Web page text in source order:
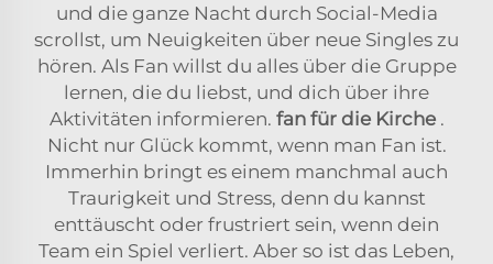
und die ganze Nacht durch Social-Media
scrollst, um Neuigkeiten über neue Singles zu
hören. Als Fan willst du alles über die Gruppe
lernen, die du liebst, und dich über ihre
Aktivitäten informieren. fan für die Kirche .
Nicht nur Glück kommt, wenn man Fan ist.
Immerhin bringt es einem manchmal auch
Traurigkeit und Stress, denn du kannst
enttäuscht oder frustriert sein, wenn dein
Team ein Spiel verliert. Aber so ist das Leben,